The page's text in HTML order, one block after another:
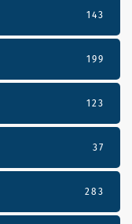
143
199
123
37
283